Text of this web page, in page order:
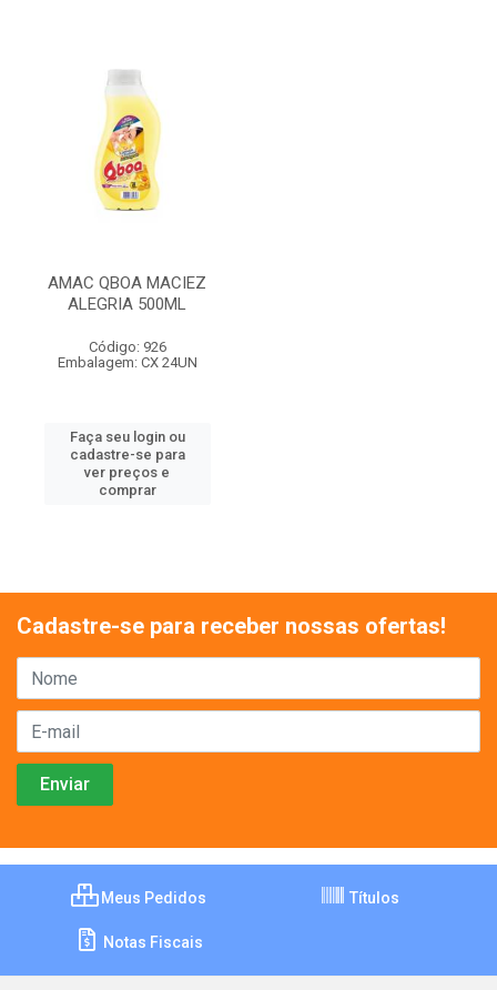
AMAC QBOA MACIEZ
ALEGRIA 500ML
Código: 926
Embalagem: CX 24UN
Faça seu login ou
cadastre-se para
ver preços e
comprar
Cadastre-se para receber nossas ofertas!
Meus Pedidos Títulos
Notas Fiscais